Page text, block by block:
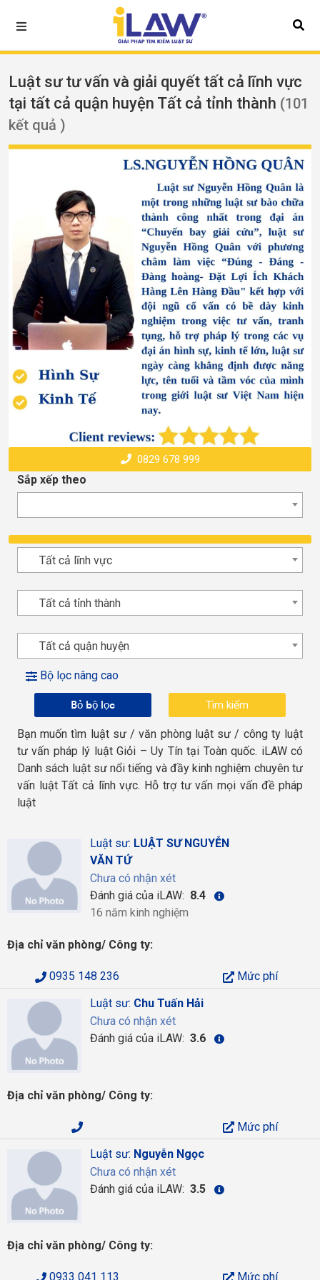
Luật sư tư vấn và giải quyết tất cả lĩnh vực
tại tất cả quận huyện Tất cả tỉnh thành (101
kết quả )
0829 678 999
Sắp xếp theo
Tất cả lĩnh vực
Tất cả tỉnh thành
Tất cả quận huyện
Bộ lọc nâng cao
Bỏ bộ lọc
Bạn muốn tìm luật sư / văn phòng luật sư / công ty luật
tư vấn pháp lý luật Giỏi – Uy Tín tại Toàn quốc. iLAW có
Danh sách luật sư nổi tiếng và đầy kinh nghiệm chuyên tư
vấn luật Tất cả lĩnh vực. Hỗ trợ tư vấn mọi vấn đề pháp
luật
Luật sư: LUẬT SƯ NGUYỄN
VĂN TỨ
Chưa có nhận xét
Đánh giá của iLAW: 8.4
16 năm kinh nghiệm
Địa chỉ văn phòng/ Công ty:
0935 148 236
Mức phí
Luật sư: Chu Tuấn Hải
Chưa có nhận xét
Đánh giá của iLAW: 3.6
Địa chỉ văn phòng/ Công ty:
Mức phí
Luật sư: Nguyễn Ngọc
Chưa có nhận xét
Đánh giá của iLAW: 3.5
Địa chỉ văn phòng/ Công ty:
0933 041 113 Mức phí